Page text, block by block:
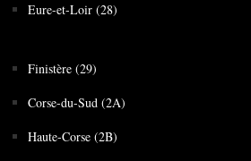
Eure-et-Loir (28)
Finistère (29)
Corse-du-Sud (2A)
Haute-Corse (2B)